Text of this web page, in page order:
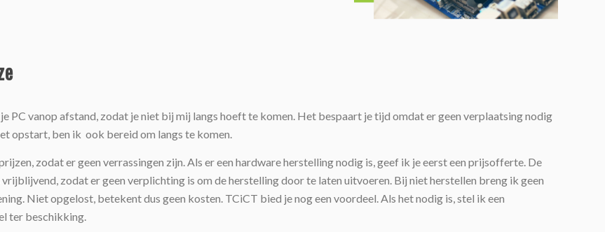
PC vanop afstand, zodat je niet bij mij langs hoeft te komen. Het bespaart je tijd omdat er geen verplaatsing nodig
opstart, ben ik ook bereid om langs te komen.
zodat er geen verrassingen zijn. Als er een hardware herstelling nodig is, geef ik je eerst een prijsofferte. De
zodat er geen verplichting is om de herstelling door te laten uitvoeren. Bij niet herstellen breng ik geen
Niet opgelost, betekent dus geen kosten. TCiCT bied je nog een voordeel. Als het nodig is, stel ik een
ter beschikking.